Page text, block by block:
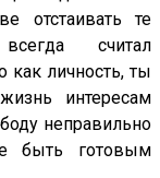
отстаивать те
считал
личность, ты
интересам
неправильно
быть готовым